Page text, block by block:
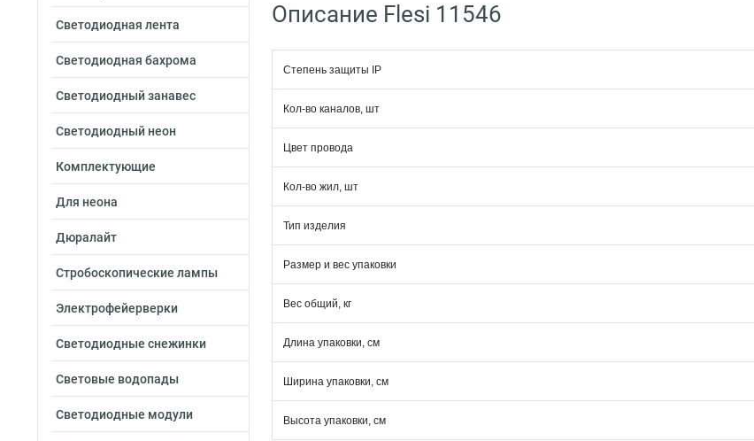
Светодиодная лента
Светодиодная бахрома
Светодиодный занавес
Светодиодный неон
Комплектующие
Для неона
Дюралайт
Стробоскопические лампы
Электрофейерверки
Светодиодные снежинки
Световые водопады
Светодиодные модули
Описание Flesi 11546
Степень защиты IP
Кол-во каналов, шт
Цвет провода
Кол-во жил, шт
Тип изделия
Размер и вес упаковки
Вес общий, кг
Длина упаковки, см
Ширина упаковки, см
Высота упаковки, см